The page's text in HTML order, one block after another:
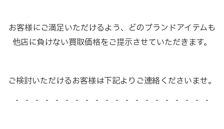
お客様にご満足いただけるよう、どのブランドアイテムも
他店に負けない買取価格をご提示させていただきます。
ご検討いただけるお客様は下記よりご連絡くださいませ。
- - - - - - - - - - - - - - - - - - - -